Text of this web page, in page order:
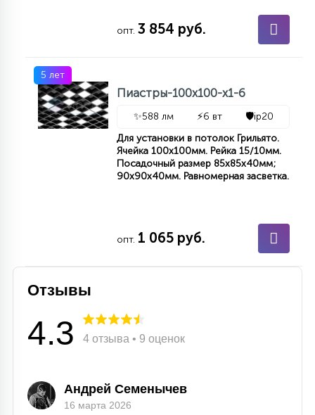
СТЕКЛЯННЫЕ
ПОДВЕСНЫЕ
НАПОЛЬНЫЕ
НАСТЕННЫЕ
С УПРАВЛЕНИЕМ
АКСЕССУАРЫ
опт. 3 854 руб.
5 лет
Пиастры-100х100-х1-6
✨588 лм ⚡6 вт 🛡️ip20
Для установки в потолок Грильято.
Ячейка 100x100мм. Рейка 15/10мм.
Посадочный размер 85x85x40мм;
90x90x40мм. Равномерная засветка.
опт. 1 065 руб.
Отзывы
4.3 4 отзыва • 9 оценок
Андрей Семенычев
16 марта 2026